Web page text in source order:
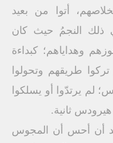
أتوا من بعيد
ذلك النجمُ حيث كان
وهداياهم؛ كبداءة
طريقهم وتحولوا
لم يرتدّوا أو يسلكوا
ثانية.
أن أحس أن المجوس